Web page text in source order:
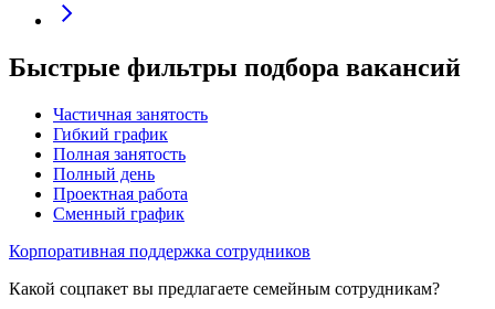
Быстрые фильтры подбора вакансий
Частичная занятость
Гибкий график
Полная занятость
Полный день
Проектная работа
Сменный график
Корпоративная поддержка сотрудников
Какой соцпакет вы предлагаете семейным сотрудникам?